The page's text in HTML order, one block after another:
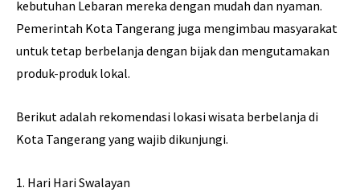
kebutuhan Lebaran mereka dengan mudah dan nyaman.
Pemerintah Kota Tangerang juga mengimbau masyarakat
untuk tetap berbelanja dengan bijak dan mengutamakan
produk-produk lokal.
Berikut adalah rekomendasi lokasi wisata berbelanja di
Kota Tangerang yang wajib dikunjungi.
1. Hari Hari Swalayan